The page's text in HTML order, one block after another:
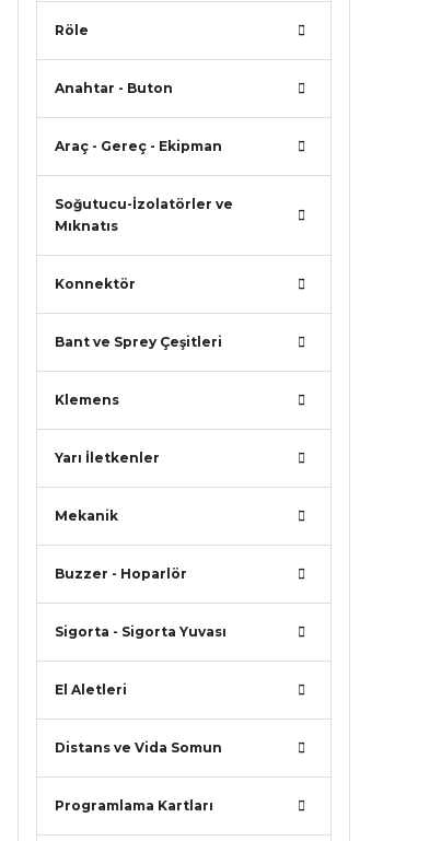
Röle
Anahtar - Buton
Araç - Gereç - Ekipman
Soğutucu-İzolatörler ve
Mıknatıs
Konnektör
Bant ve Sprey Çeşitleri
Klemens
Yarı İletkenler
Mekanik
Buzzer - Hoparlör
Sigorta - Sigorta Yuvası
El Aletleri
Distans ve Vida Somun
Programlama Kartları